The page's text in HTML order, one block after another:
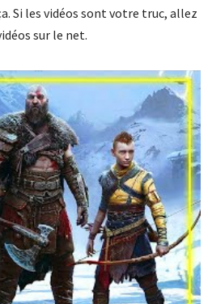
Si les vidéos sont votre truc, allez
sur le net.